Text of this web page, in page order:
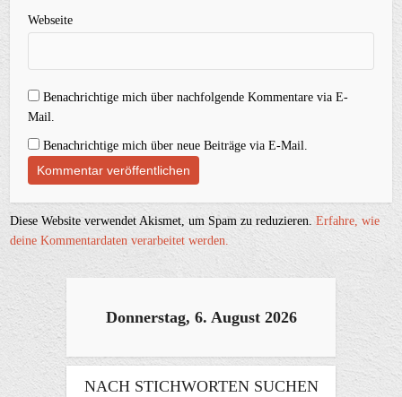
Webseite
Benachrichtige mich über nachfolgende Kommentare via E-
Mail.
Benachrichtige mich über neue Beiträge via E-Mail.
Diese Website verwendet Akismet, um Spam zu reduzieren.Erfahre, wie
deine Kommentardaten verarbeitet werden.
Donnerstag, 6. August 2026
NACH STICHWORTEN SUCHEN